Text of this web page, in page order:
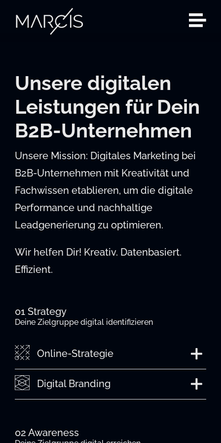
Inhalt
springen
Unsere digitalen
Leistungen für Dein
B2B-Unternehmen
Unsere Mission: Digitales Marketing bei
B2B-Unternehmen mit Kreativität und
Fachwissen etablieren, um die digitale
Performance und nachhaltige
Leadgenerierung zu optimieren.
Wir helfen Dir! Kreativ. Datenbasiert.
Effizient.
01 Strategy
Deine Zielgruppe digital identifizieren
Online-Strategie
Digital Branding
02 Awareness